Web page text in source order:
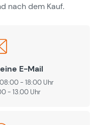
nach dem Kauf.
E-Mail
- 18:00 Uhr
- 13.00 Uhr